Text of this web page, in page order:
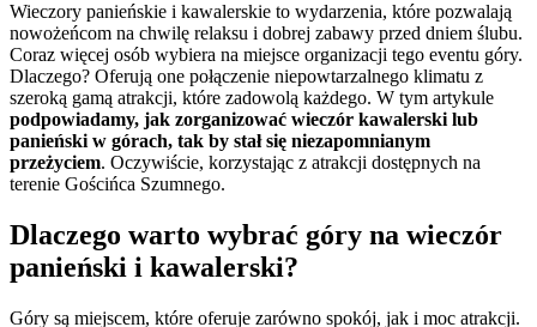
Wieczory panieńskie i kawalerskie to wydarzenia, które pozwalają
nowożeńcom na chwilę relaksu i dobrej zabawy przed dniem ślubu.
Coraz więcej osób wybiera na miejsce organizacji tego eventu góry.
Dlaczego? Oferują one połączenie niepowtarzalnego klimatu z
szeroką gamą atrakcji, które zadowolą każdego. W tym artykule
podpowiadamy, jak zorganizować wieczór kawalerski lub
panieński w górach, tak by stał się niezapomnianym
przeżyciem. Oczywiście, korzystając z atrakcji dostępnych na
terenie Gościńca Szumnego.
Dlaczego warto wybrać góry na wieczór
panieński i kawalerski?
Góry są miejscem, które oferuje zarówno spokój, jak i moc atrakcji.